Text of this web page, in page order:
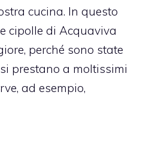
cucina. In questo
cipolle di Acquaviva
perché sono state
prestano a moltissimi
ad esempio,